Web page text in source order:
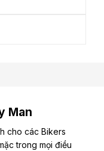
Man
cho các Bikers
trong mọi điều